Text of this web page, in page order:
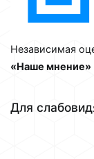
Независимая
«Наше мнение»
Для